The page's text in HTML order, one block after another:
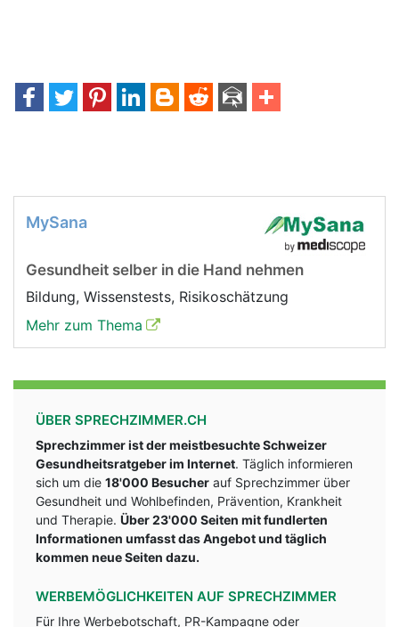
MySana
Gesundheit selber in die Hand nehmen
Bildung, Wissenstests, Risikoschätzung
Mehr zum Thema
ÜBER SPRECHZIMMER.CH
Sprechzimmer ist der meistbesuchte Schweizer
Gesundheitsratgeber im Internet. Täglich informieren
sich um die 18'000 Besucher auf Sprechzimmer über
Gesundheit und Wohlbefinden, Prävention, Krankheit
und Therapie. Über 23'000 Seiten mit fundlerten
Informationen umfasst das Angebot und täglich
kommen neue Seiten dazu.
WERBEMÖGLICHKEITEN AUF SPRECHZIMMER
Für Ihre Werbebotschaft, PR-Kampagne oder